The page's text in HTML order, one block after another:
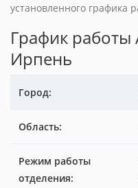
установленного графика
График работы
Ирпень
Город:
Область:
Режим работы
отделения: